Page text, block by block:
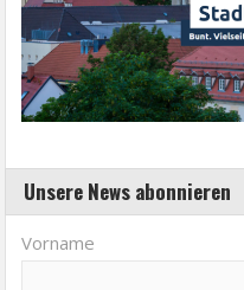
Unsere News abonnieren
Vorname